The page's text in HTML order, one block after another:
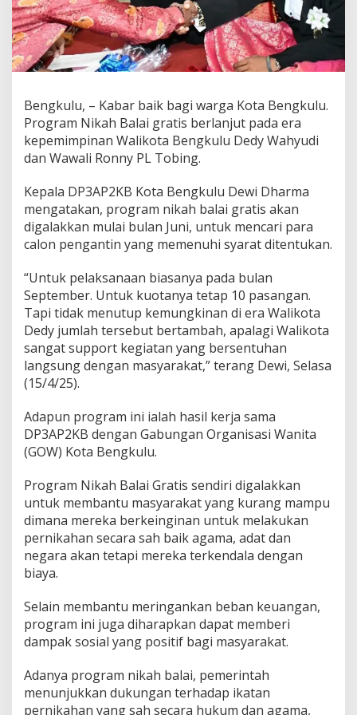
Bengkulu, – Kabar baik bagi warga Kota Bengkulu.
Program Nikah Balai gratis berlanjut pada era
kepemimpinan Walikota Bengkulu Dedy Wahyudi
dan Wawali Ronny PL Tobing.
Kepala DP3AP2KB Kota Bengkulu Dewi Dharma
mengatakan, program nikah balai gratis akan
digalakkan mulai bulan Juni, untuk mencari para
calon pengantin yang memenuhi syarat ditentukan.
“Untuk pelaksanaan biasanya pada bulan
September. Untuk kuotanya tetap 10 pasangan.
Tapi tidak menutup kemungkinan di era Walikota
Dedy jumlah tersebut bertambah, apalagi Walikota
sangat support kegiatan yang bersentuhan
langsung dengan masyarakat,” terang Dewi, Selasa
(15/4/25).
Adapun program ini ialah hasil kerja sama
DP3AP2KB dengan Gabungan Organisasi Wanita
(GOW) Kota Bengkulu.
Program Nikah Balai Gratis sendiri digalakkan
untuk membantu masyarakat yang kurang mampu
dimana mereka berkeinginan untuk melakukan
pernikahan secara sah baik agama, adat dan
negara akan tetapi mereka terkendala dengan
biaya.
Selain membantu meringankan beban keuangan,
program ini juga diharapkan dapat memberi
dampak sosial yang positif bagi masyarakat.
Adanya program nikah balai, pemerintah
menunjukkan dukungan terhadap ikatan
pernikahan yang sah secara hukum dan agama,